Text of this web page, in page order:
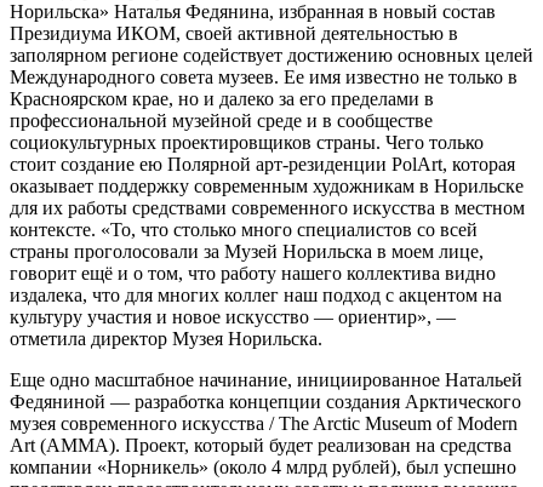
Норильска» Наталья Федянина, избранная в новый состав
Президиума ИКОМ, своей активной деятельностью в
заполярном регионе содействует достижению основных целей
Международного совета музеев. Ее имя известно не только в
Красноярском крае, но и далеко за его пределами в
профессиональной музейной среде и в сообществе
социокультурных проектировщиков страны. Чего только
стоит создание ею Полярной арт-резиденции PolArt, которая
оказывает поддержку современным художникам в Норильске
для их работы средствами современного искусства в местном
контексте. «То, что столько много специалистов со всей
страны проголосовали за Музей Норильска в моем лице,
говорит ещё и о том, что работу нашего коллектива видно
издалека, что для многих коллег наш подход с акцентом на
культуру участия и новое искусство — ориентир», —
отметила директор Музея Норильска.
Еще одно масштабное начинание, инициированное Натальей
Федяниной — разработка концепции создания Арктического
музея современного искусства / The Arctic Museum of Modern
Art (AMMA). Проект, который будет реализован на средства
компании «Норникель» (около 4 млрд рублей), был успешно